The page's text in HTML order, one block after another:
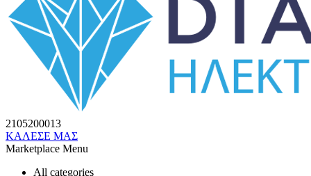
2105200013
ΚΑΛΕΣΕ ΜΑΣ
Marketplace Menu
All categories